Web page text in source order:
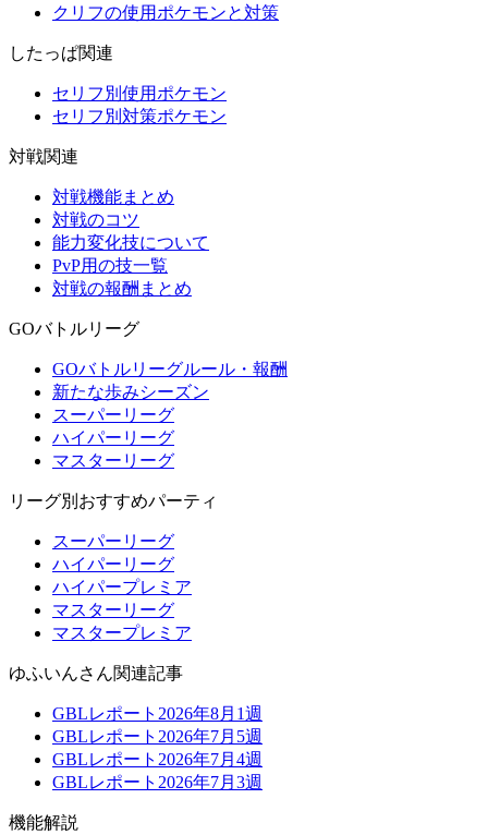
クリフの使用ポケモンと対策
したっぱ関連
セリフ別使用ポケモン
セリフ別対策ポケモン
対戦関連
対戦機能まとめ
対戦のコツ
能力変化技について
PvP用の技一覧
対戦の報酬まとめ
GOバトルリーグ
GOバトルリーグルール・報酬
新たな歩みシーズン
スーパーリーグ
ハイパーリーグ
マスターリーグ
リーグ別おすすめパーティ
スーパーリーグ
ハイパーリーグ
ハイパープレミア
マスターリーグ
マスタープレミア
ゆふいんさん関連記事
GBLレポート2026年8月1週
GBLレポート2026年7月5週
GBLレポート2026年7月4週
GBLレポート2026年7月3週
機能解説